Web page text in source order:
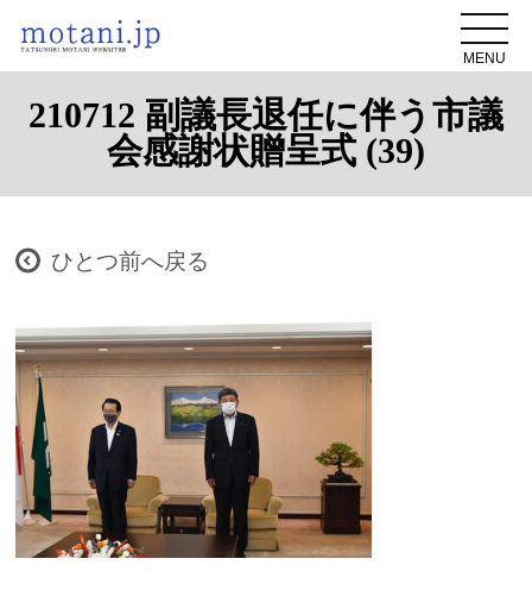
MENU
210712 副議長退任に伴う市議
会感謝状贈呈式 (39)
ひとつ前へ戻る